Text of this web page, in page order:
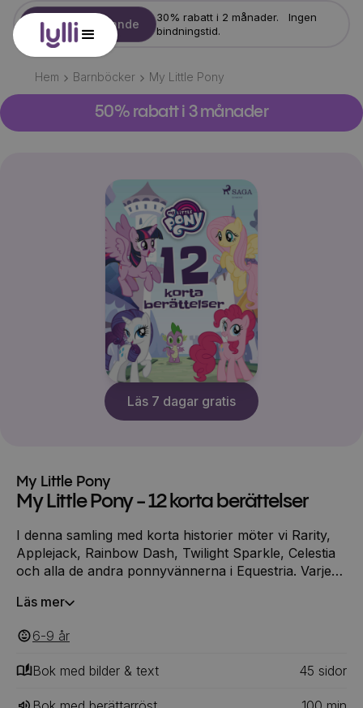
Starta erbjudande
30% rabatt i 2 månader. Ingen
bindningstid.
Hem Barnböcker My Little Pony
50% rabatt i 3 månader
Läs 7 dagar gratis
My Little Pony
My Little Pony - 12 korta berättelser
I denna samling med korta historier möter vi Rarity,
Applejack, Rainbow Dash, Twilight Sparkle, Celestia
och alla de andra ponnyvännerna i Equestria. Varje
minuter! Vi får bland annat följa med när Applejack
försöker boka Equestrias mest populära sångerska. I
en annan kort berättelse får den lilla draken Spike
fler vänner än han räknat med, och Fluttershy och
Applejack åker till glammiga Las Pegasus!
Läs mer
6-9 ‎‎ år
Bok med bilder & text 45 ‎‎ sidor